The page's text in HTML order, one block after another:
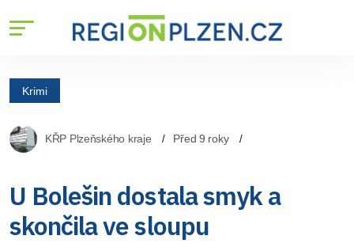
Krimi
KŘP Plzeňského kraje Před 9 roky
U Bolešin dostala smyk a
skončila ve sloupu